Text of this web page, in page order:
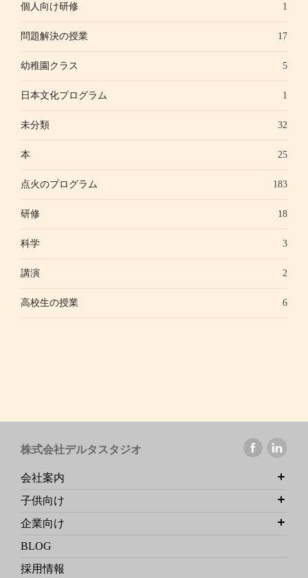
個人向け研修 1
問題解決の授業 17
幼稚園クラス 5
日本文化プログラム 1
未分類 32
本 25
点火のプログラム 183
研修 18
科学 3
講演 2
高校生の授業 6
株式会社デルタスタジオ
会社案内
子供向け
企業向け
BLOG
採用情報